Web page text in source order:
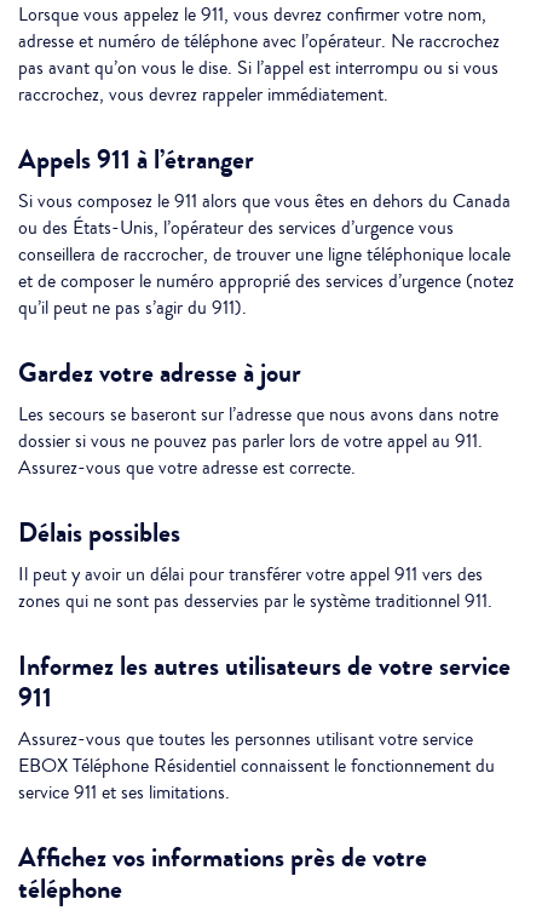
Lorsque vous appelez le 911, vous devrez confirmer votre nom,
adresse et numéro de téléphone avec l’opérateur. Ne raccrochez
pas avant qu’on vous le dise. Si l’appel est interrompu ou si vous
raccrochez, vous devrez rappeler immédiatement.
Appels 911 à l’étranger
Si vous composez le 911 alors que vous êtes en dehors du Canada
ou des États-Unis, l’opérateur des services d’urgence vous
conseillera de raccrocher, de trouver une ligne téléphonique locale
et de composer le numéro approprié des services d’urgence (notez
qu’il peut ne pas s’agir du 911).
Gardez votre adresse à jour
Les secours se baseront sur l’adresse que nous avons dans notre
dossier si vous ne pouvez pas parler lors de votre appel au 911.
Assurez-vous que votre adresse est correcte.
Délais possibles
Il peut y avoir un délai pour transférer votre appel 911 vers des
zones qui ne sont pas desservies par le système traditionnel 911.
Informez les autres utilisateurs de votre service
911
Assurez-vous que toutes les personnes utilisant votre service
EBOX Téléphone Résidentiel connaissent le fonctionnement du
service 911 et ses limitations.
Affichez vos informations près de votre
téléphone